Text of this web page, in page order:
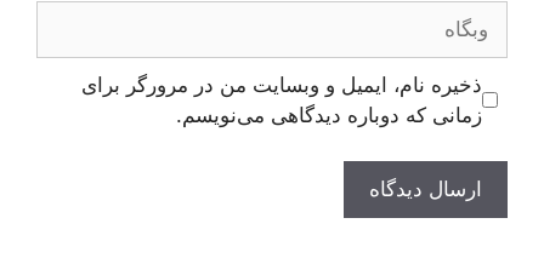
وبگاه
ذخیره نام، ایمیل و وبسایت من در مرورگر برای
زمانی که دوباره دیدگاهی می‌نویسم.